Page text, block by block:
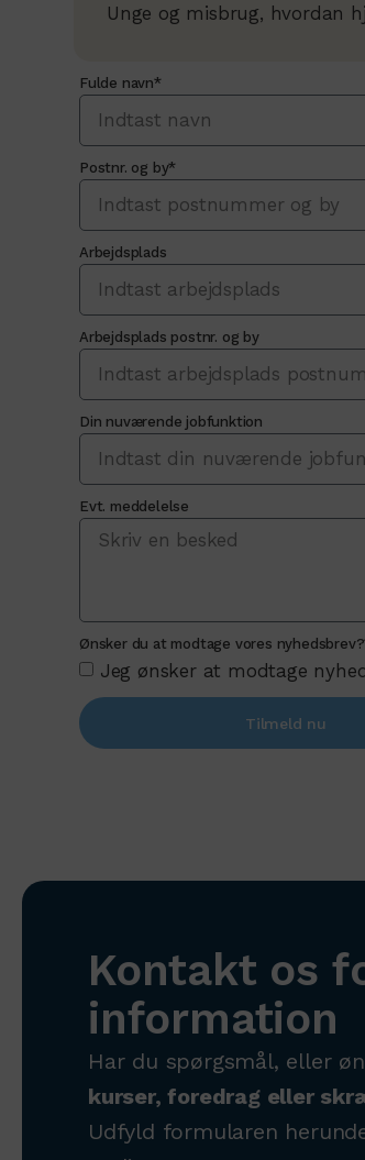
Unge og misbrug, hvordan
Fulde navn*
Postnr. og by*
Arbejdsplads
Arbejdsplads postnr. og by
Din nuværende jobfunktion
Evt. meddelelse
Ønsker du at modtage vores
Jeg ønsker at modtage
Tilmeld nu
Kontakt os
information
Har du spørgsmål, eller
kurser, foredrag eller
Udfyld formularen